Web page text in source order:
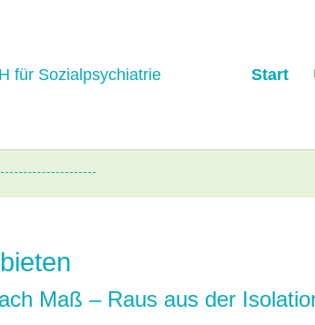
Start
Maß – Raus aus der